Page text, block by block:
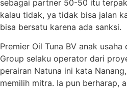
sebagai partner 50-50 itu
kalau tidak, ya tidak bisa jalan
bisa bersatu karena ada sanksi.
Premier Oil Tuna BV anak
Group selaku operator dari
perairan Natuna ini kata
memilih mitra. Ia pun berharap,